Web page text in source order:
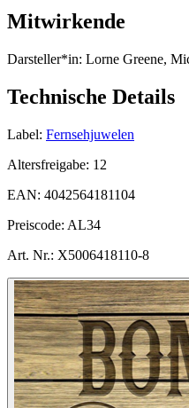
Mitwirkende
Darsteller*in: Lorne Greene,
Technische Details
Label: Fernsehjuwelen
Altersfreigabe: 12
EAN: 4042564181104
Preiscode: AL34
Art. Nr.: X5006418110-8